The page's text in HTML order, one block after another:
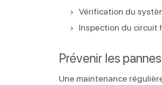
Vérification du
Inspection du circuit
Prévenir les pannes
Une maintenance